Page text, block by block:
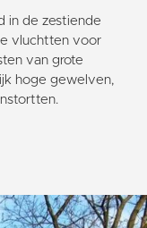
in de zestiende
vluchtten voor
van grote
hoge gewelven,